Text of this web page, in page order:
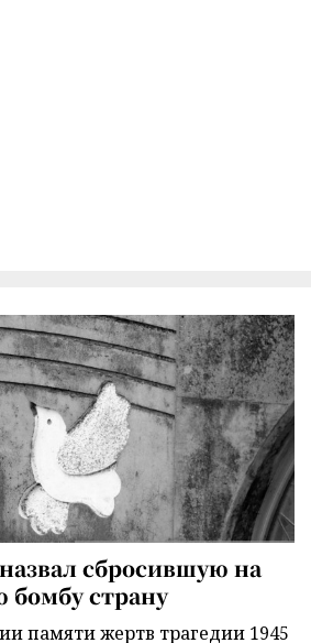
сбросившую на
бомбу страну
памяти жертв трагедии 1945